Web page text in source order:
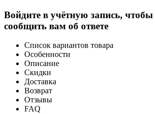
Войдите в учётную запись,
сообщить вам об ответе
Список вариантов товара
Особенности
Описание
Скидки
Доставка
Возврат
Отзывы
FAQ